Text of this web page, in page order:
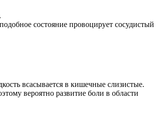
состояние провоцирует сосудистый
всасывается в кишечные слизистые.
вероятно развитие боли в области